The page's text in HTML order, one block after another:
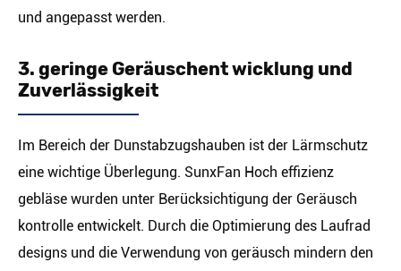
und angepasst werden.
3. geringe Geräuschent wicklung und
Zuverlässigkeit
Im Bereich der Dunstabzugshauben ist der Lärmschutz
eine wichtige Überlegung. SunxFan Hoch effizienz
gebläse wurden unter Berücksichtigung der Geräusch
kontrolle entwickelt. Durch die Optimierung des Laufrad
designs und die Verwendung von geräusch mindern den